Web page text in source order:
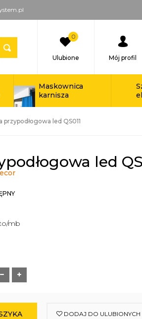
0
Ulubione Mój profil
Maskownica
karnisza
przypodłogowa led QS011
led
mb
DODAJ DO ULUBIONYCH